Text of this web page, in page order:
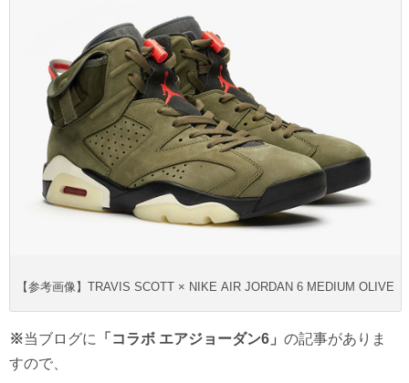
【参考画像】TRAVIS SCOTT × NIKE AIR JORDAN 6 MEDIUM OLIVE
※当ブログに 「コラボ エアジョーダン6」 の記事がありま
すので、